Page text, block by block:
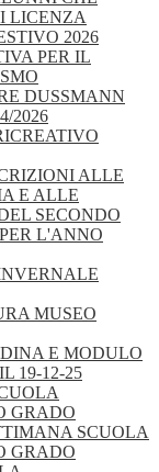
LICENZA
2026
PER IL
DUSSMANN
2026
ALLE
E ALLE
SECONDO
L'ANNO
MUSEO
E MODULO
19-12-25
GRADO
SCUOLA
GRADO